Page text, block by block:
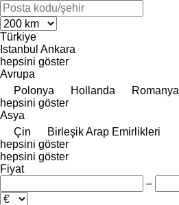
Türkiye
Istanbul Ankara
hepsini göster
Avrupa
Polonya
Hollanda Romanya
hepsini göster
Asya
Çin
Birleşik Arap Emirlikleri
hepsini göster
hepsini göster
Fiyat
–